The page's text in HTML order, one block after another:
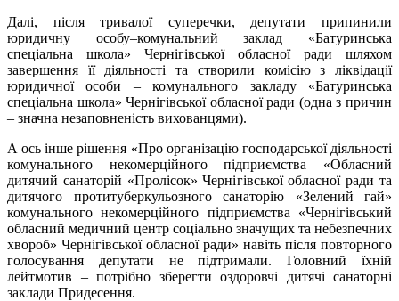
Далі, після тривалої суперечки, депутати припинили
юридичну особу–комунальний заклад «Батуринська
спеціальна школа» Чернігівської обласної ради шляхом
завершення її діяльності та створили комісію з ліквідації
юридичної особи – комунального закладу «Батуринська
спеціальна школа» Чернігівської обласної ради (одна з причин
– значна незаповненість вихованцями).
А ось інше рішення «Про організацію господарської діяльності
комунального некомерційного підприємства «Обласний
дитячий санаторій «Пролісок» Чернігівської обласної ради та
дитячого протитуберкульозного санаторію «Зелений гай»
комунального некомерційного підприємства «Чернігівський
обласний медичний центр соціально значущих та небезпечних
хвороб» Чернігівської обласної ради» навіть після повторного
голосування депутати не підтримали. Головний їхній
лейтмотив – потрібно зберегти оздоровчі дитячі санаторні
заклади Придесення.